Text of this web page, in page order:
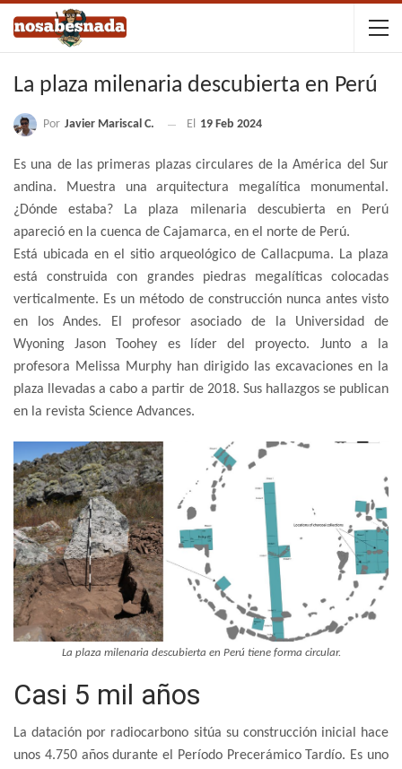
La plaza milenaria descubierta en Perú
Por Javier Mariscal C. El 19 Feb 2024
Es una de las primeras plazas circulares de la América del Sur
andina. Muestra una arquitectura megalítica monumental.
¿Dónde estaba? La plaza milenaria descubierta en Perú
apareció en la cuenca de Cajamarca, en el norte de Perú.
Está ubicada en el sitio arqueológico de Callacpuma. La plaza
está construida con grandes piedras megalíticas colocadas
verticalmente. Es un método de construcción nunca antes visto
en los Andes. El profesor asociado de la Universidad de
Wyoning Jason Toohey es líder del proyecto. Junto a la
profesora Melissa Murphy han dirigido las excavaciones en la
plaza llevadas a cabo a partir de 2018. Sus hallazgos se publican
en la revista Science Advances.
La plaza milenaria descubierta en Perú tiene forma circular.
Casi 5 mil años
La datación por radiocarbono sitúa su construcción inicial hace
unos 4.750 años durante el Período Precerámico Tardío. Es uno